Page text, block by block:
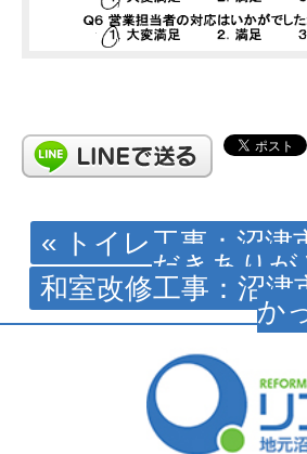
« トイレ工事：沼
だきありが
和室改修工事：沼
か